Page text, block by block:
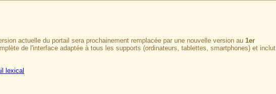
actuelle du portail sera prochainement remplacée par une nouvelle version au 1er
de l'interface adaptée à tous les supports (ordinateurs, tablettes, smartphones) et inclut
lexical